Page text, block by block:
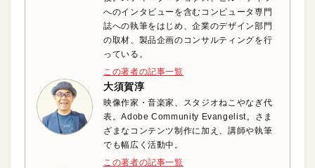
へのインタビューを含むコンピュータ専門
誌への執筆をはじめ、企業のデザイン部門
の取材、製品企画のコンサルティングを行
っている。
この著者の記事一覧
大須賀淳
映像作家・音楽家、スタジオねこやなぎ代
表。Adobe Community Evangelist。さま
ざまなコンテンツ制作に加え、講師や執筆
でも幅広く活動中。
この著者の記事一覧